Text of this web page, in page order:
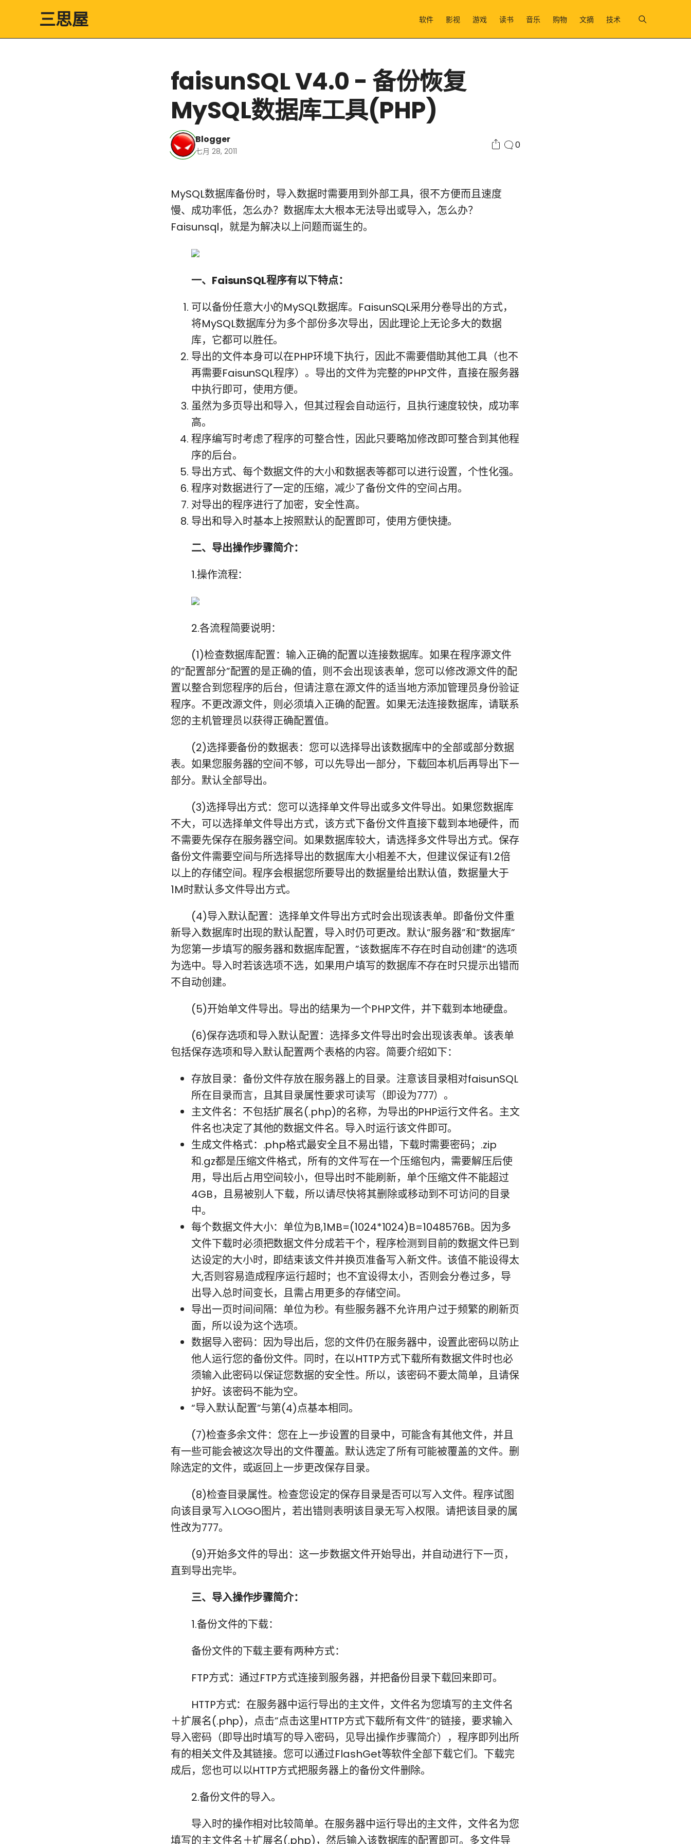
三思屋 软件 影视 游戏 读书 音乐 购物 文摘 技术
faisunSQL V4.0 - 备份恢复
MySQL数据库工具(PHP)
Blogger
七月 28, 2011
0
MySQL数据库备份时，导入数据时需要用到外部工具，很不方便而且速度
慢、成功率低，怎么办？数据库太大根本无法导出或导入，怎么办？
Faisunsql，就是为解决以上问题而诞生的。
一、FaisunSQL程序有以下特点：
可以备份任意大小的MySQL数据库。FaisunSQL采用分卷导出的方式，
将MySQL数据库分为多个部份多次导出，因此理论上无论多大的数据
库，它都可以胜任。
导出的文件本身可以在PHP环境下执行，因此不需要借助其他工具（也不
再需要FaisunSQL程序）。导出的文件为完整的PHP文件，直接在服务器
中执行即可，使用方便。
虽然为多页导出和导入，但其过程会自动运行，且执行速度较快，成功率
高。
程序编写时考虑了程序的可整合性，因此只要略加修改即可整合到其他程
序的后台。
导出方式、每个数据文件的大小和数据表等都可以进行设置，个性化强。
程序对数据进行了一定的压缩，减少了备份文件的空间占用。
对导出的程序进行了加密，安全性高。
导出和导入时基本上按照默认的配置即可，使用方便快捷。
二、导出操作步骤简介：
1.操作流程：
2.各流程简要说明：
(1)检查数据库配置：输入正确的配置以连接数据库。如果在程序源文件
的”配置部分”配置的是正确的值，则不会出现该表单，您可以修改源文件的配
置以整合到您程序的后台，但请注意在源文件的适当地方添加管理员身份验证
程序。不更改源文件，则必须填入正确的配置。如果无法连接数据库，请联系
您的主机管理员以获得正确配置值。
(2)选择要备份的数据表：您可以选择导出该数据库中的全部或部分数据
表。如果您服务器的空间不够，可以先导出一部分，下载回本机后再导出下一
部分。默认全部导出。
(3)选择导出方式：您可以选择单文件导出或多文件导出。如果您数据库
不大，可以选择单文件导出方式，该方式下备份文件直接下载到本地硬件，而
不需要先保存在服务器空间。如果数据库较大，请选择多文件导出方式。保存
备份文件需要空间与所选择导出的数据库大小相差不大，但建议保证有1.2倍
以上的存储空间。程序会根据您所要导出的数据量给出默认值，数据量大于
1M时默认多文件导出方式。
(4)导入默认配置：选择单文件导出方式时会出现该表单。即备份文件重
新导入数据库时出现的默认配置，导入时仍可更改。默认”服务器”和”数据库”
为您第一步填写的服务器和数据库配置，”该数据库不存在时自动创建”的选项
为选中。导入时若该选项不选，如果用户填写的数据库不存在时只提示出错而
不自动创建。
(5)开始单文件导出。导出的结果为一个PHP文件，并下载到本地硬盘。
(6)保存选项和导入默认配置：选择多文件导出时会出现该表单。该表单
包括保存选项和导入默认配置两个表格的内容。简要介绍如下：
存放目录：备份文件存放在服务器上的目录。注意该目录相对faisunSQL
所在目录而言，且其目录属性要求可读写（即设为777）。
主文件名：不包括扩展名(.php)的名称，为导出的PHP运行文件名。主文
件名也决定了其他的数据文件名。导入时运行该文件即可。
生成文件格式：.php格式最安全且不易出错，下载时需要密码；.zip
和.gz都是压缩文件格式，所有的文件写在一个压缩包内，需要解压后使
用，导出后占用空间较小，但导出时不能刷新，单个压缩文件不能超过
4GB，且易被别人下载，所以请尽快将其删除或移动到不可访问的目录
中。
每个数据文件大小：单位为B,1MB=(1024*1024)B=1048576B。因为多
文件下载时必须把数据文件分成若干个，程序检测到目前的数据文件已到
达设定的大小时，即结束该文件并换页准备写入新文件。该值不能设得太
大,否则容易造成程序运行超时；也不宜设得太小，否则会分卷过多，导
出导入总时间变长，且需占用更多的存储空间。
导出一页时间间隔：单位为秒。有些服务器不允许用户过于频繁的刷新页
面，所以设为这个选项。
数据导入密码：因为导出后，您的文件仍在服务器中，设置此密码以防止
他人运行您的备份文件。同时，在以HTTP方式下载所有数据文件时也必
须输入此密码以保证您数据的安全性。所以，该密码不要太简单，且请保
护好。该密码不能为空。
“导入默认配置”与第(4)点基本相同。
(7)检查多余文件：您在上一步设置的目录中，可能含有其他文件，并且
有一些可能会被这次导出的文件覆盖。默认选定了所有可能被覆盖的文件。删
除选定的文件，或返回上一步更改保存目录。
(8)检查目录属性。检查您设定的保存目录是否可以写入文件。程序试图
向该目录写入LOGO图片，若出错则表明该目录无写入权限。请把该目录的属
性改为777。
(9)开始多文件的导出：这一步数据文件开始导出，并自动进行下一页，
直到导出完毕。
三、导入操作步骤简介：
1.备份文件的下载：
备份文件的下载主要有两种方式：
FTP方式：通过FTP方式连接到服务器，并把备份目录下载回来即可。
HTTP方式：在服务器中运行导出的主文件，文件名为您填写的主文件名
＋扩展名(.php)，点击”点击这里HTTP方式下载所有文件”的链接，要求输入
导入密码（即导出时填写的导入密码，见导出操作步骤简介），程序即列出所
有的相关文件及其链接。您可以通过FlashGet等软件全部下载它们。下载完
成后，您也可以以HTTP方式把服务器上的备份文件删除。
2.备份文件的导入。
导入时的操作相对比较简单。在服务器中运行导出的主文件，文件名为您
填写的主文件名＋扩展名(.php)，然后输入该数据库的配置即可。多文件导